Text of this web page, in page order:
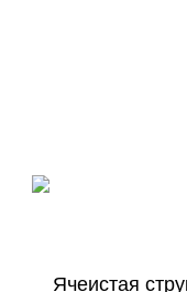
Ячеистая